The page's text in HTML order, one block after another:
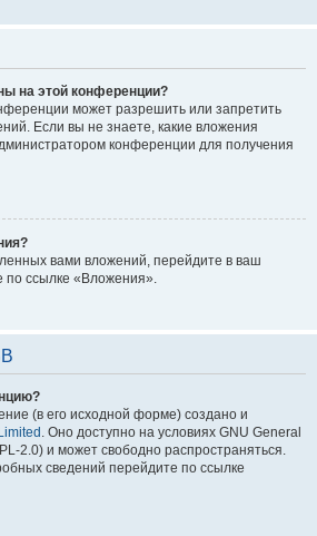
на этой конференции?
может разрешить или запретить
Если вы не знаете, какие вложения
конференции для получения
вами вложений, перейдите в ваш
по ссылке «Вложения».
(в его исходной форме) создано и
. Оно доступно на условиях GNU General
2.0) и может свободно распространяться.
сведений перейдите по ссылке